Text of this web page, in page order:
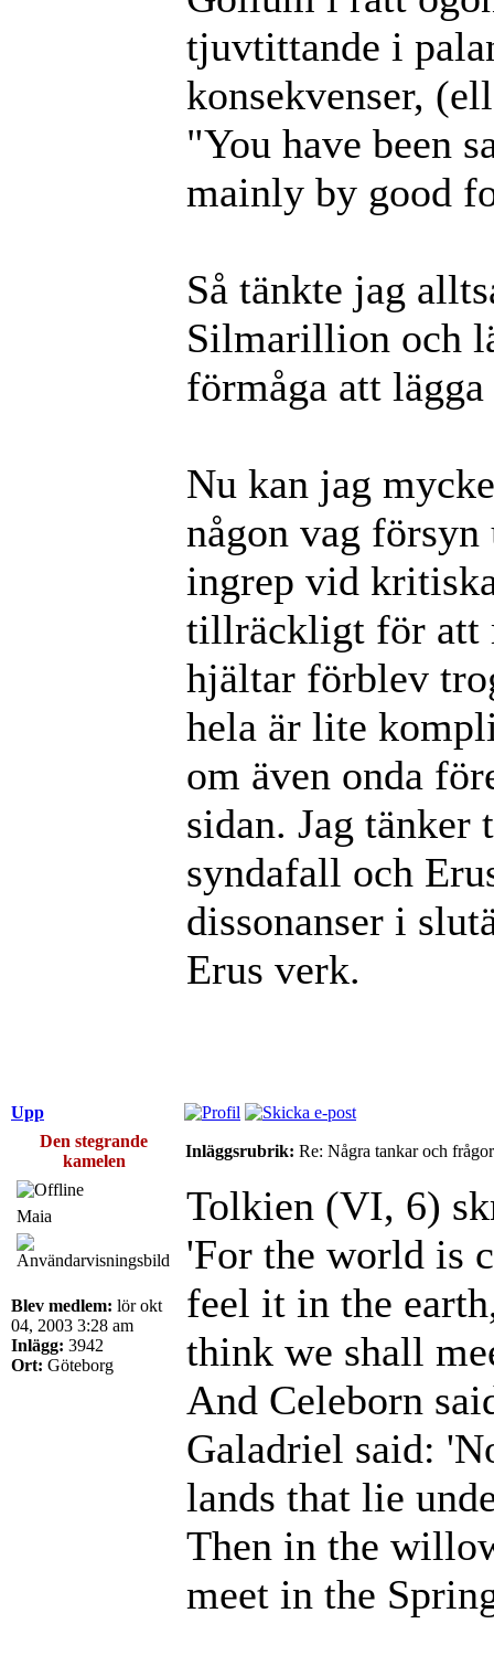
tjuvtittande i
konsekvenser,
"You have been
mainly by good
Så tänkte jag
Silmarillion och
förmåga att
Nu kan jag
någon vag
ingrep vid
tillräckligt för att
hjältar förblev
hela är lite
om även onda
sidan. Jag
syndafall och
dissonanser i
Erus verk.
Upp
Den stegrande
kamelen
Inläggsrubrik: Re: Några tankar och
Maia
Blev medlem: lör okt
04, 2003 3:28 am
Inlägg: 3942
Ort: Göteborg
Tolkien (VI, 6)
'For the world is
feel it in the
think we shall
And Celeborn
Galadriel said:
lands that lie
Then in the
meet in the